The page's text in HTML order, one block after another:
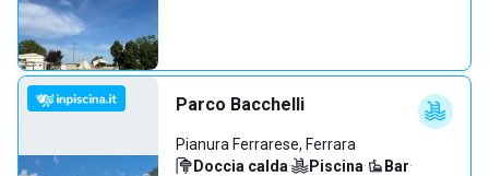
Parco Bacchelli
Pianura Ferrarese, Ferrara
Doccia calda· Piscina· Bar·